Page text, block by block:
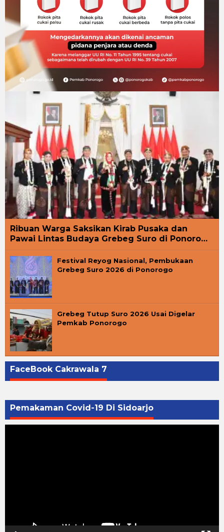
Ribuan Warga Saksikan Kirab Pusaka dan
Pawai Lintas Budaya Grebeg Suro di Ponoro…
Festival Reyog Nasional, Pembukaan
Grebeg Suro 2026 di Ponorogo
Grebeg Tutup Suro 2026 Usai Digelar
Pemkab Ponorogo
FaceBook Cakrawala 7
Pemakaman Covid-19 Di Sidoarjo